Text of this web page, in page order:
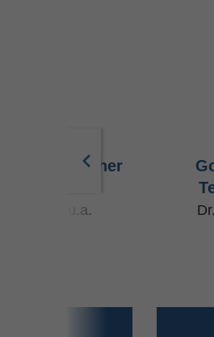
menschlicher
u.a.